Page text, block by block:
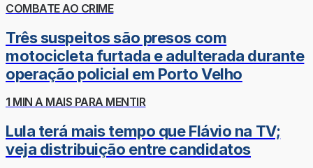
COMBATE AO CRIME
Três suspeitos são presos com
motocicleta furtada e adulterada durante
operação policial em Porto Velho
1 MIN A MAIS PARA MENTIR
Lula terá mais tempo que Flávio na TV;
veja distribuição entre candidatos